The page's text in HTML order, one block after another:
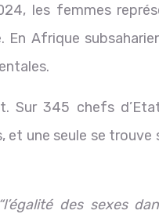
les femmes
Afrique
Sur 345 chefs
une seule se
des sexes